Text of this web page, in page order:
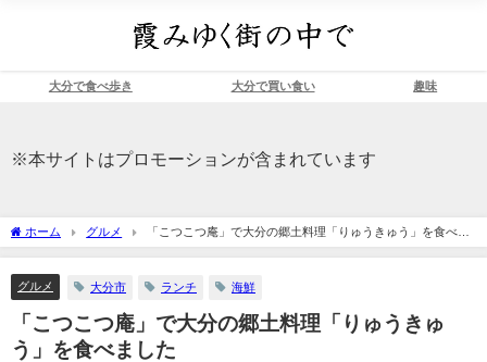
大分で食べ歩き 大分で買い食い 趣味
※本サイトはプロモーションが含まれています
ホーム グルメ
「こつこつ庵」で大分の郷土料理「りゅうきゅう」を食べま
した
グルメ 大分市 ランチ 海鮮
「こつこつ庵」で大分の郷土料理「りゅうきゅ
う」を食べました